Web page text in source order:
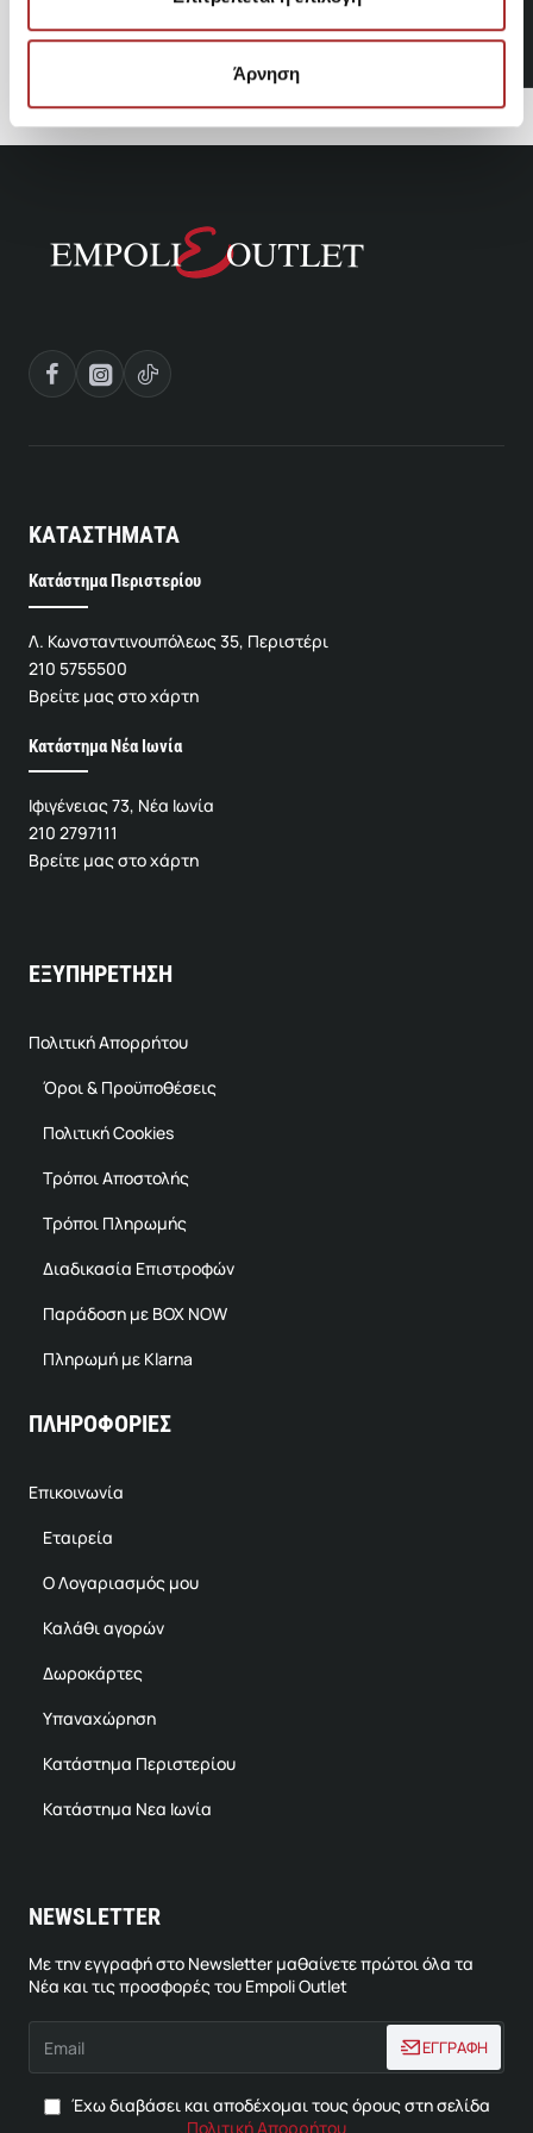
Άρνηση
POLO RALPH LAUREN
84,50€
ΚΑΤΑΣΤΗΜΑΤΑ
Κατάστημα Περιστερίου
Λ. Κωνσταντινουπόλεως 35, Περιστέρι
210 5755500
Βρείτε μας στο χάρτη
Κατάστημα Νέα Ιωνία
Ιφιγένειας 73, Νέα Ιωνία
210 2797111
Βρείτε μας στο χάρτη
ΕΞΥΠΗΡΕΤΗΣΗ
Πολιτική Απορρήτου
Όροι & Προϋποθέσεις
Πολιτική Cookies
Τρόποι Αποστολής
Τρόποι Πληρωμής
Διαδικασία Επιστροφών
Παράδοση με BOX NOW
Πληρωμή με Klarna
ΠΛΗΡΟΦΟΡΙΕΣ
Επικοινωνία
Εταιρεία
Ο Λογαριασμός μου
Καλάθι αγορών
Δωροκάρτες
Υπαναχώρηση
Κατάστημα Περιστερίου
Κατάστημα Νεα Ιωνία
NEWSLETTER
Με την εγγραφή στο Newsletter μαθαίνετε πρώτοι όλα τα
Νέα και τις προσφορές του Empoli Outlet
ΕΓΓΡΑΦΗ
Έχω διαβάσει και αποδέχομαι τους όρους στη σελίδα
Πολιτική Απορρήτου